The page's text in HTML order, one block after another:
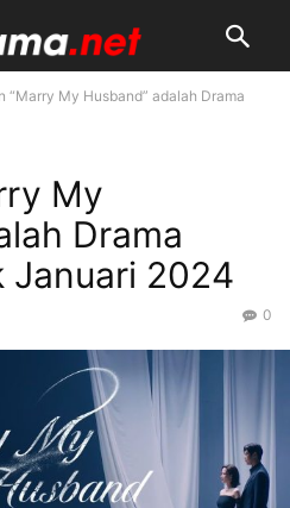
“Marry My Husband” adalah Drama
My
Drama
Januari 2024
0